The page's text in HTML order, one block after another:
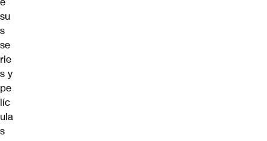
su
s
se
rie
s y
pe
líc
ula
s